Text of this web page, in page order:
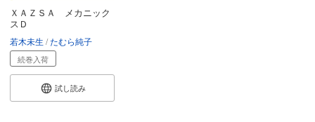
550円 (税込)
破妖の剣６ 鬱金の暁闇28
ＸＡＺＳＡ メカニック
スＤ
若木未生 たむら純子
続巻入荷
試し読み